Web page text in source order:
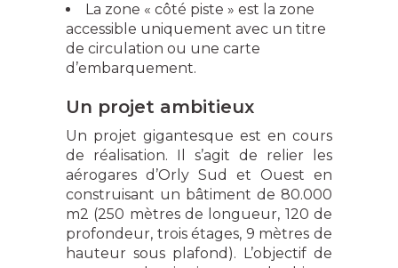
La zone « côté piste » est la zone
accessible uniquement avec un titre
de circulation ou une carte
d’embarquement.
Un projet ambitieux
Un projet gigantesque est en cours
de réalisation. Il s’agit de relier les
aérogares d’Orly Sud et Ouest en
construisant un bâtiment de 80.000
m2 (250 mètres de longueur, 120 de
profondeur, trois étages, 9 mètres de
hauteur sous plafond). L’objectif de